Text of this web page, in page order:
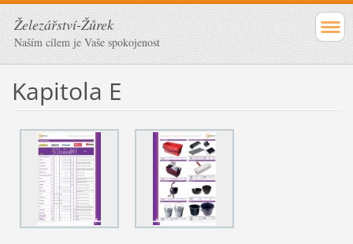
Železářství-Žůrek
Naším cílem je Vaše spokojenost
Kapitola E